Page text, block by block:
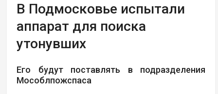
В Подмосковье испытали
аппарат для поиска
утонувших
Его будут поставлять в подразделения
Мособлпожспаса